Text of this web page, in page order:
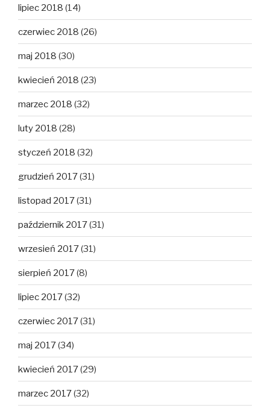
lipiec 2018 (14)
czerwiec 2018 (26)
maj 2018 (30)
kwiecień 2018 (23)
marzec 2018 (32)
luty 2018 (28)
styczeń 2018 (32)
grudzień 2017(31)
listopad 2017(31)
październik 2017(31)
wrzesień 2017(31)
sierpień 2017(8)
lipiec 2017(32)
czerwiec 2017(31)
maj 2017(34)
kwiecień 2017(29)
marzec 2017(32)